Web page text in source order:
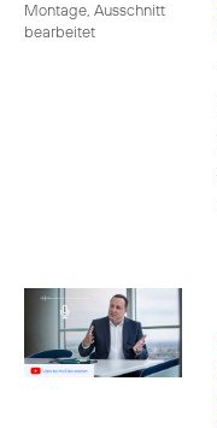
Montage, Ausschnitt
bearbeitet